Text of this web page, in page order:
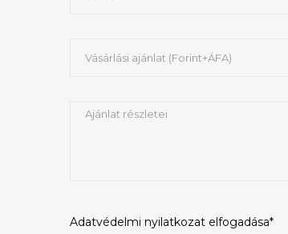
Adatvédelmi nyilatkozat elfogadása*